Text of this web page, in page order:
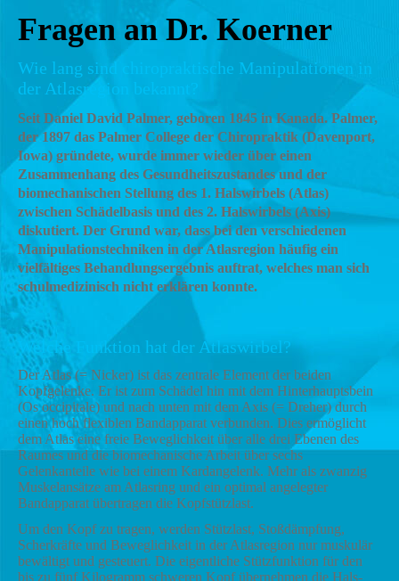
Fragen an Dr. Koerner
Wie lang sind chiropraktische Manipulationen in
der Atlasregion bekannt?
Seit Daniel David Palmer, geboren 1845 in Kanada. Palmer,
der 1897 das Palmer College der Chiropraktik (Davenport,
Iowa) gründete, wurde immer wieder über einen
Zusammenhang des Gesundheitszustandes und der
biomechanischen Stellung des 1. Halswirbels (Atlas)
zwischen Schädelbasis und des 2. Halswirbels (Axis)
diskutiert. Der Grund war, dass bei den verschiedenen
Manipulationstechniken in der Atlasregion häufig ein
vielfältiges Behandlungsergebnis auftrat, welches man sich
schulmedizinisch nicht erklären konnte.
Welche Funktion hat der Atlaswirbel?
Der Atlas (= Nicker) ist das zentrale Element der beiden
Kopfgelenke. Er ist zum Schädel hin mit dem Hinterhauptsbein
(Os occipitale) und nach unten mit dem Axis (= Dreher) durch
einen hoch flexiblen Bandapparat verbunden. Dies ermöglicht
dem Atlas eine freie Beweglichkeit über alle drei Ebenen des
Raumes und die biomechanische Arbeit über sechs
Gelenkanteile wie bei einem Kardangelenk. Mehr als zwanzig
Muskelansätze am Atlasring und ein optimal angelegter
Bandapparat übertragen die Kopfstützlast.
Um den Kopf zu tragen, werden Stützlast, Stoßdämpfung,
Scherkräfte und Beweglichkeit in der Atlasregion nur muskulär
bewältigt und gesteuert. Die eigentliche Stützfunktion für den
bis zu fünf Kilogramm schweren Kopf übernehmen die Hals-